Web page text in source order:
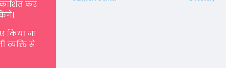
कर
किया जा
व्यक्ति से